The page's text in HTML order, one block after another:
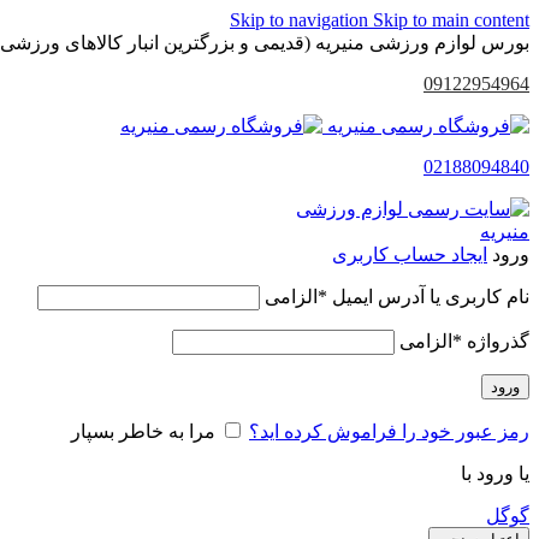
Skip to navigation Skip to main content
بورس لوازم ورزشی منیریه (قدیمی و بزرگترین انبار کالاهای ورزشی
09122954964
02188094840
ورود ایجاد حساب کاربری
نام کاربری یا آدرس ایمیل * الزامی
گذرواژه * الزامی
ورود
رمز عبور خود را فراموش کرده اید؟ مرا به خاطر بسپار
یا ورود با
گوگل